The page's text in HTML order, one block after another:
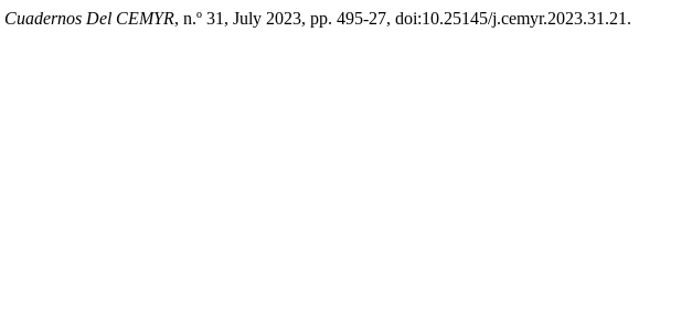
Cuadernos Del CEMYR, n.º 31, July 2023, pp. 495-27, doi:10.25145/j.cemyr.2023.31.21.